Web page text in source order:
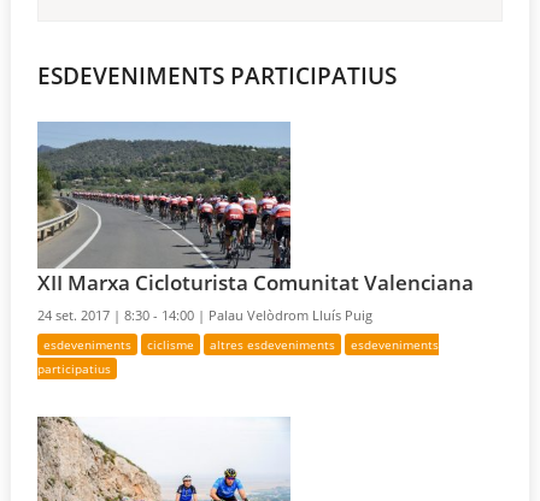
ESDEVENIMENTS PARTICIPATIUS
XII Marxa Cicloturista Comunitat Valenciana
24 set. 2017 |8:30 - 14:00 | Palau Velòdrom Lluís Puig
esdeveniments ciclisme altres esdeveniments
esdeveniments
participatius